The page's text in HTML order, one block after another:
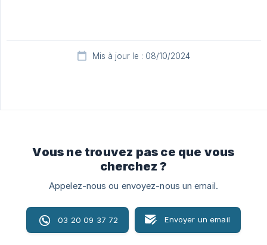
Mis à jour le : 08/10/2024
Vous ne trouvez pas ce que vous
cherchez ?
Appelez-nous ou envoyez-nous un email.
03 20 09 37 72 Envoyer un email